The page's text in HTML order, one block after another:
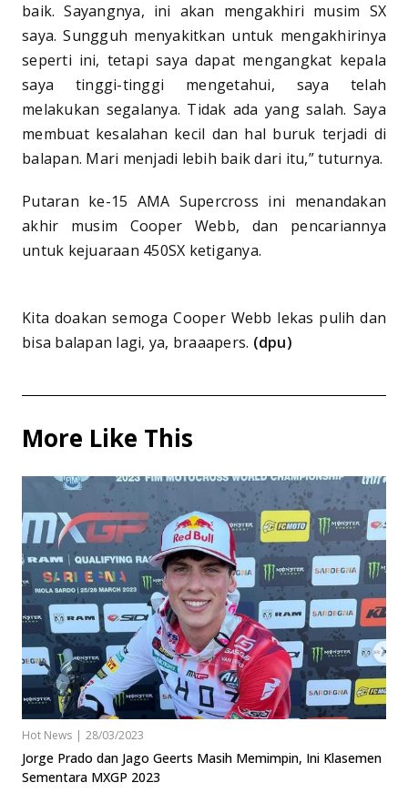
baik. Sayangnya, ini akan mengakhiri musim SX
saya. Sungguh menyakitkan untuk mengakhirinya
seperti ini, tetapi saya dapat mengangkat kepala
saya tinggi-tinggi mengetahui, saya telah
melakukan segalanya. Tidak ada yang salah. Saya
membuat kesalahan kecil dan hal buruk terjadi di
balapan. Mari menjadi lebih baik dari itu,” tuturnya.
Putaran ke-15 AMA Supercross ini menandakan
akhir musim Cooper Webb, dan pencariannya
untuk kejuaraan 450SX ketiganya.
Kita doakan semoga Cooper Webb lekas pulih dan
bisa balapan lagi, ya, braaapers. (dpu)
More Like This
Hot News | 28/03/2023
Jorge Prado dan Jago Geerts Masih Memimpin, Ini Klasemen
Sementara MXGP 2023